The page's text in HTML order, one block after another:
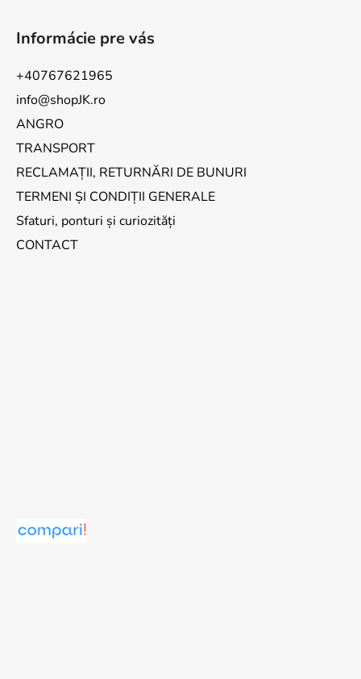
Informácie pre vás
+40767621965
info@shopJK.ro
ANGRO
TRANSPORT
RECLAMAȚII, RETURNĂRI DE BUNURI
TERMENI ȘI CONDIȚII GENERALE
Sfaturi, ponturi și curiozități
CONTACT